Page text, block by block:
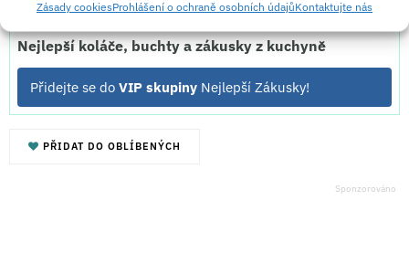
Zásady cookiesProhlášení o ochraně osobních údajůKontaktujte nás
Nejlepší koláče, buchty a zákusky z kuchyně
Přidejte se do VIP skupiny Nejlepší Zákusky!
PŘIDAT DO OBLÍBENÝCH